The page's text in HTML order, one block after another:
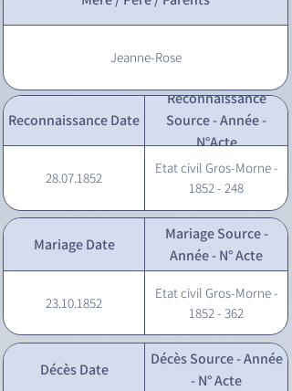
Jeanne-Rose
Reconnaissance Date
Reconnaissance
Source - Année -
N°Acte
28.07.1852
Etat civil Gros-Morne -
1852 - 248
Mariage Date
Mariage Source -
Année - N° Acte
23.10.1852
Etat civil Gros-Morne -
1852 - 362
Décès Date
Décès Source - Année
- N° Acte